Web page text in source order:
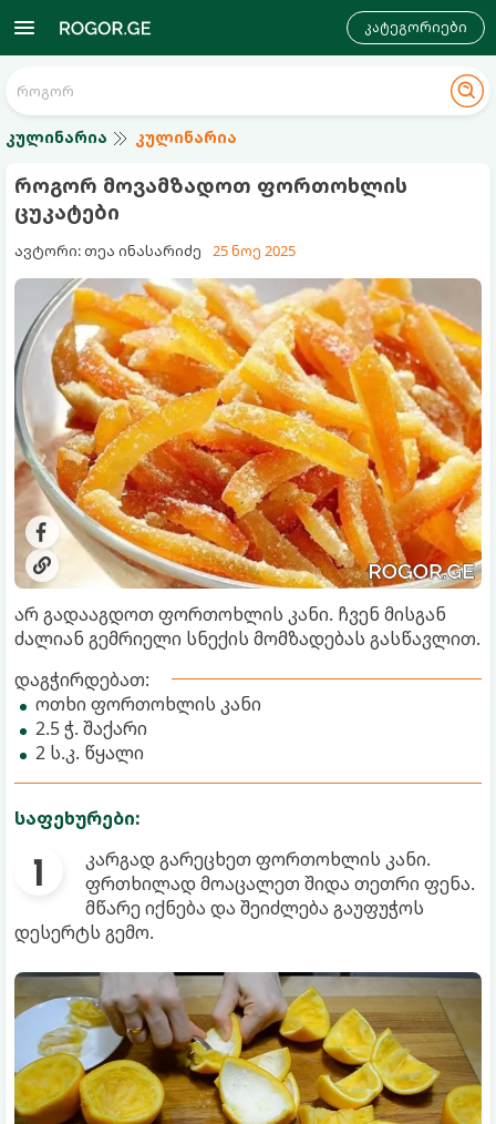
კატეგორიები
კულინარია კულინარია
როგორ მოვამზადოთ ფორთოხლის
ცუკატები
ავტორი: თეა ინასარიძე 25 ნოე 2025
არ გადააგდოთ ფორთოხლის კანი. ჩვენ მისგან
ძალიან გემრიელი სნექის მომზადებას გასწავლით.
დაგჭირდებათ:
ოთხი ფორთოხლის კანი
2.5 ჭ. შაქარი
2 ს.კ. წყალი
საფეხურები:
კარგად გარეცხეთ ფორთოხლის კანი.
ფრთხილად მოაცალეთ შიდა თეთრი ფენა.
მწარე იქნება და შეიძლება გაუფუჭოს
დესერტს გემო.